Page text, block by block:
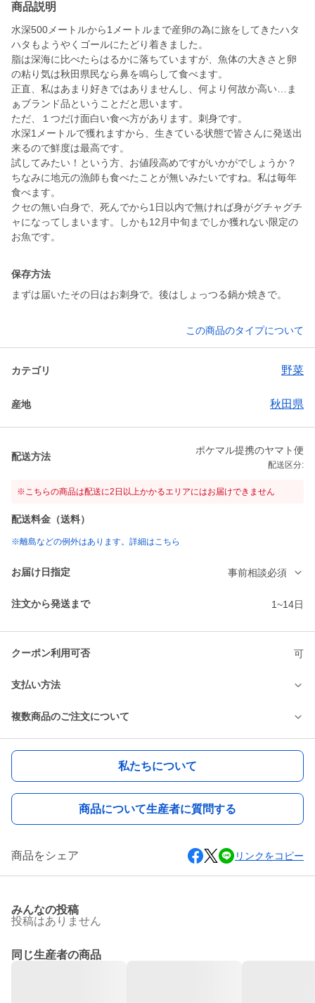
商品説明
水深500メートルから1メートルまで産卵の為に旅をしてきたハタ
ハタもようやくゴールにたどり着きました。
脂は深海に比べたらはるかに落ちていますが、魚体の大きさと卵
の粘り気は秋田県民なら鼻を鳴らして食べます。
正直、私はあまり好きではありませんし、何より何故か高い…ま
ぁブランド品ということだと思います。
ただ、１つだけ面白い食べ方があります。刺身です。
水深1メートルで獲れますから、生きている状態で皆さんに発送出
来るので鮮度は最高です。
試してみたい！という方、お値段高めですがいかがでしょうか？
ちなみに地元の漁師も食べたことが無いみたいですね。私は毎年
食べます。
クセの無い白身で、死んでから1日以内で無ければ身がグチャグチ
ャになってしまいます。しかも12月中旬までしか獲れない限定の
お魚です。
保存方法
まずは届いたその日はお刺身で。後はしょっつる鍋か焼きで。
この商品のタイプについて
カテゴリ 野菜
産地 秋田県
配送方法
ポケマル提携のヤマト便
配送区分:
※こちらの商品は配送に2日以上かかるエリアにはお届けできません
配送料金（送料）
※離島などの例外はあります。詳細はこちら
お届け日指定 事前相談必須
注文から発送まで 1~14日
クーポン利用可否 可
支払い方法
複数商品のご注文について
私たちについて
商品について生産者に質問する
商品をシェア リンクをコピー
みんなの投稿
投稿はありません
同じ生産者の商品